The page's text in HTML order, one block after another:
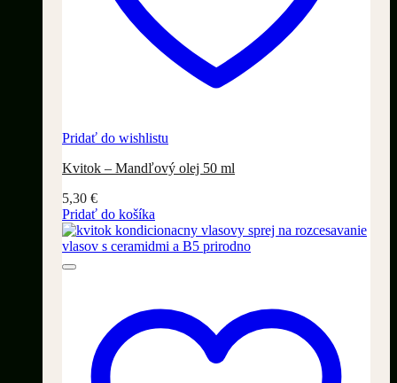
Pridať do wishlistu
Kvitok – Mandľový olej 50 ml
5,30 €
Pridať do košíka